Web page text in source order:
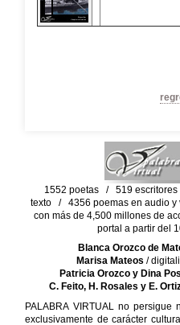
1552 poetas / 519
texto / 4356 poemas en audio
con más de 4,500 millones de
portal a partir del
Blanca Orozco de
Marisa Mateos /
Patricia Orozco y Dina
C. Feito, H. Rosales y E.
PALABRA VIRTUAL no
exclusivamente de carácter